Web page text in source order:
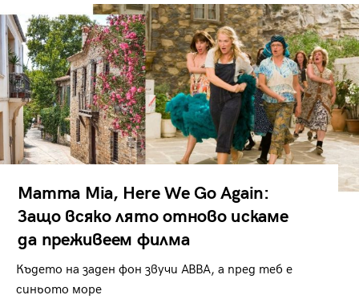
Mamma Mia, Here We Go Again:
Защо всяко лято отново искаме
да преживеем филма
Където на заден фон звучи ABBA, а пред теб е
синьото море